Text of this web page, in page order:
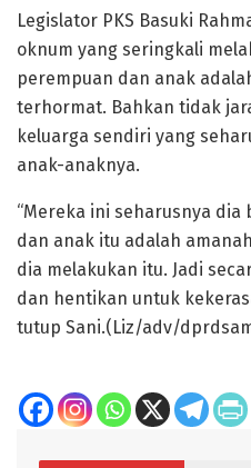
Legislator PKS Basuki
oknum yang seringkali
perempuan dan anak
terhormat. Bahkan tidak
keluarga sendiri yang
anak-anaknya.
“Mereka ini seharusnya
dan anak itu adalah
dia melakukan itu. Jadi
dan hentikan untuk
tutup Sani.(Liz/adv/